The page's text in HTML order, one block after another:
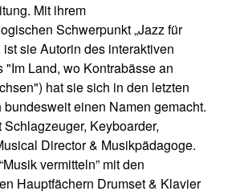
Mit ihrem
Schwerpunkt „Jazz für
ist sie Autorin des interaktiven
"Im Land, wo Kontrabässe an
hat sie sich in den letzten
bundesweit einen Namen gemacht.
Schlagzeuger, Keyboarder,
Director & Musikpädagoge.
vermitteln” mit den
Hauptfächern Drumset & Klavier